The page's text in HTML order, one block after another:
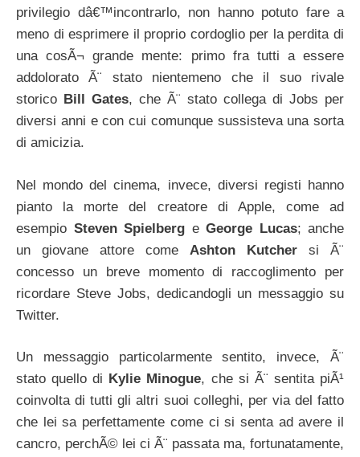
privilegio dâ€™incontrarlo, non hanno potuto fare a
meno di esprimere il proprio cordoglio per la perdita di
una cosÃ¬ grande mente: primo fra tutti a essere
addolorato Ã¨ stato nientemeno che il suo rivale
storico Bill Gates, che Ã¨ stato collega di Jobs per
diversi anni e con cui comunque sussisteva una sorta
di amicizia.
Nel mondo del cinema, invece, diversi registi hanno
pianto la morte del creatore di Apple, come ad
esempio Steven Spielberg e George Lucas; anche
un giovane attore come Ashton Kutcher si Ã¨
concesso un breve momento di raccoglimento per
ricordare Steve Jobs, dedicandogli un messaggio su
Twitter.
Un messaggio particolarmente sentito, invece, Ã¨
stato quello di Kylie Minogue, che si Ã¨ sentita piÃ¹
coinvolta di tutti gli altri suoi colleghi, per via del fatto
che lei sa perfettamente come ci si senta ad avere il
cancro, perchÃ© lei ci Ã¨ passata ma, fortunatamente,